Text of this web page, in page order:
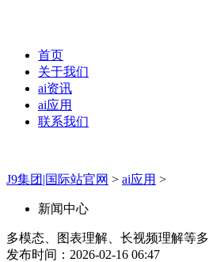
首页
关于我们
ai资讯
ai应用
联系我们
J9集团|国际站官网 > ai应用 >
新闻中心
多模态、图表理解、长视频理解等
发布时间：2026-02-16 06:47